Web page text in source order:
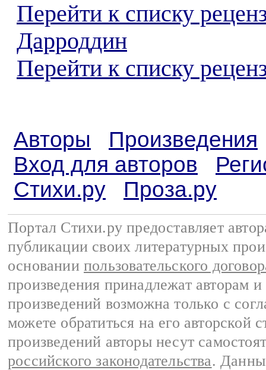
Перейти к списку
Дарроддин
Перейти к списку
Авторы
Произведения
Вход для авторов
Стихи.ру
Проза.ру
Портал Стихи.ру предоставляет
публикации своих литературных
основании пользовательского
произведения принадлежат авторам
произведений возможна только с
можете обратиться на его авторской
произведений авторы несут
российского законодательства.